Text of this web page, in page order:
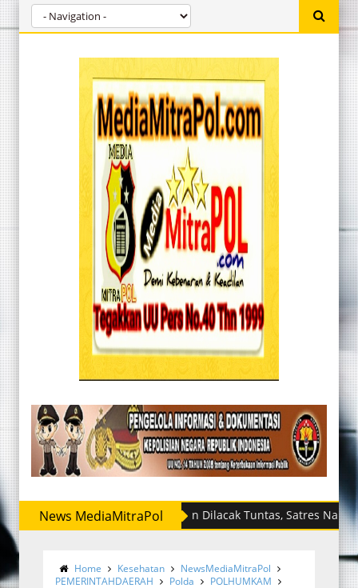
News MediaMitraPolJaringan Dilacak Tuntas, Satres Narkoba
Home Kesehatan
NewsMediaMitraPol
PEMERINTAHDAERAH
Polda
POLHUMKAM